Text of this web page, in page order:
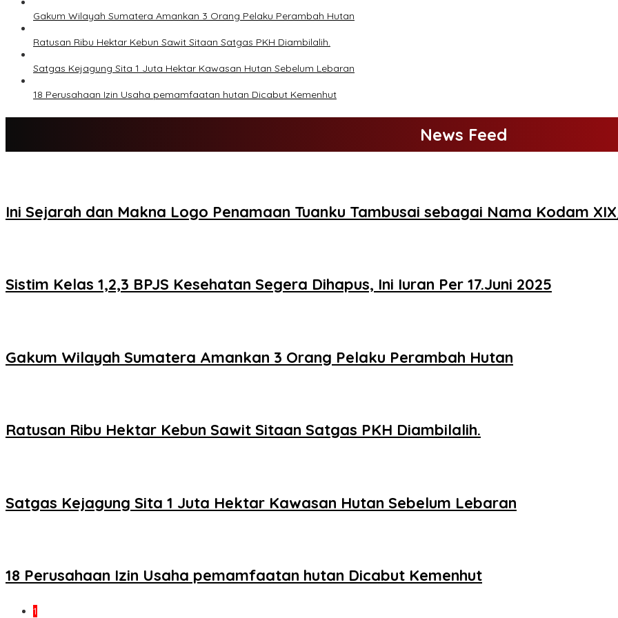
Gakum Wilayah Sumatera Amankan 3 Orang Pelaku Perambah Hutan
Ratusan Ribu Hektar Kebun Sawit Sitaan Satgas PKH Diambilalih.
Satgas Kejagung Sita 1 Juta Hektar Kawasan Hutan Sebelum Lebaran
18 Perusahaan Izin Usaha pemamfaatan hutan Dicabut Kemenhut
News Feed
Ini Sejarah dan Makna Logo Penamaan Tuanku Tambusai sebagai Nama Kodam
Sistim Kelas 1,2,3 BPJS Kesehatan Segera Dihapus, Ini Iuran Per 17.Juni 2025
Gakum Wilayah Sumatera Amankan 3 Orang Pelaku Perambah Hutan
Ratusan Ribu Hektar Kebun Sawit Sitaan Satgas PKH Diambilalih.
Satgas Kejagung Sita 1 Juta Hektar Kawasan Hutan Sebelum Lebaran
18 Perusahaan Izin Usaha pemamfaatan hutan Dicabut Kemenhut
1